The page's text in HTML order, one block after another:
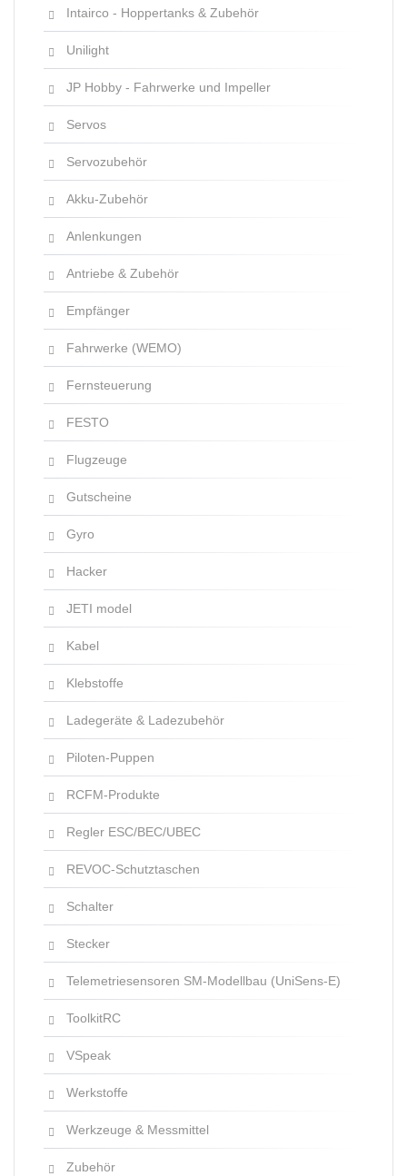
Intairco - Hoppertanks & Zubehör
Unilight
JP Hobby - Fahrwerke und Impeller
Servos
Servozubehör
Akku-Zubehör
Anlenkungen
Antriebe & Zubehör
Empfänger
Fahrwerke (WEMO)
Fernsteuerung
FESTO
Flugzeuge
Gutscheine
Gyro
Hacker
JETI model
Kabel
Klebstoffe
Ladegeräte & Ladezubehör
Piloten-Puppen
RCFM-Produkte
Regler ESC/BEC/UBEC
REVOC-Schutztaschen
Schalter
Stecker
Telemetriesensoren SM-Modellbau (UniSens-E)
ToolkitRC
VSpeak
Werkstoffe
Werkzeuge & Messmittel
Zubehör